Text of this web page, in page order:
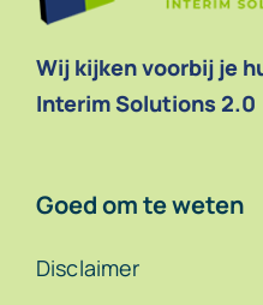
Wij kijken voorbij je
Interim Solutions 2.0
Goed om te weten
Disclaimer